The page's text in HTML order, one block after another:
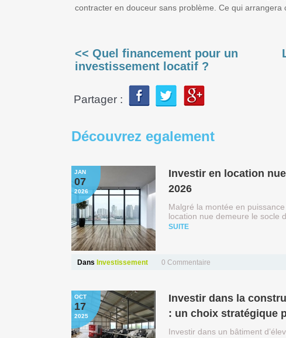
contracter en douceur sans problème. Ce qui arrangera
<< Quel financement pour un
investissement locatif ?
Partager :
Découvrez egalement
JAN
07
2026
Investir en location nue en 2026 : point sur les nouveautés de
2026
Malgré la montée en
location nue demeure le
SUITE
Dans Investissement 0 Commentaire
OCT
17
2025
Investir dans la construction d’un bâtiment d’élevage moderne
: un choix stratégique
Investir dans un bâtiment